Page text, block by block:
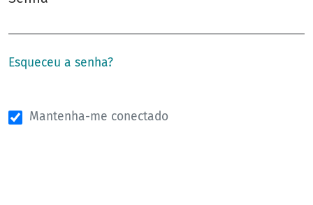
Esqueceu a senha?
Mantenha-me conectado